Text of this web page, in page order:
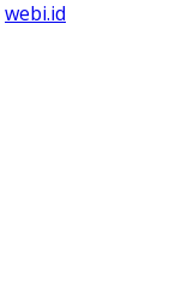
webi.id